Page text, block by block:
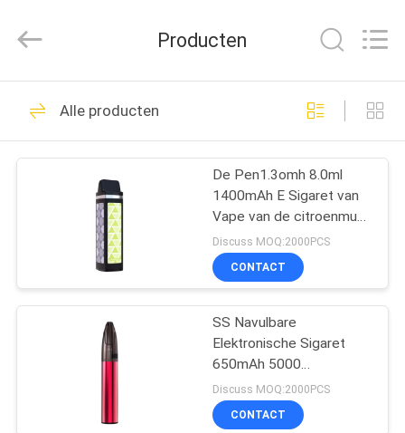
HUIS
PRODUCTEN
ONGEVEER
ONS
FABRIEKSREIS
KWALITEITSCONTROLE
Developed
Beschikbare Vape-
Stok
80
Beschikbare Vape-
Pen
34
Producten
Alle producten
De Pen1.3omh 8.0ml
1400mAh E Sigaret van
Vape van de citroenmunt
Beschikbare
Discuss MOQ:2000PCS
CONTACT
SS Navulbare
Elektronische Sigaret
650mAh 5000
Rookwolken Beschikbare
Vape
Discuss MOQ:2000PCS
CONTACT